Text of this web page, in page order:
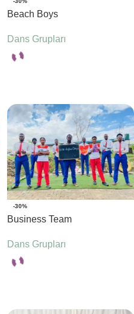
Beach Boys
Dans Grupları
-30%
Business Team
Dans Grupları